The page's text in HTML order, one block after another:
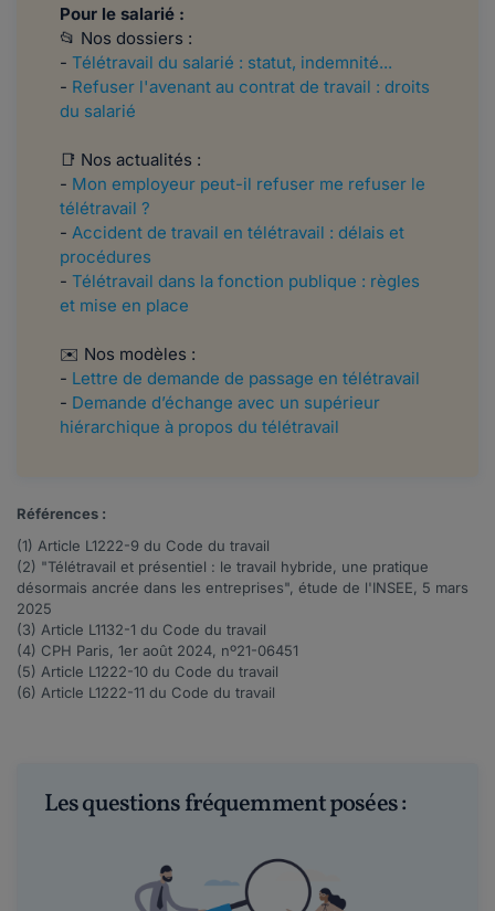
Pour le salarié :
📂 Nos dossiers :
- Télétravail du salarié : statut, indemnité...
- Refuser l'avenant au contrat de travail : droits
du salarié
📑 Nos actualités :
- Mon employeur peut-il refuser me refuser le
télétravail ?
- Accident de travail en télétravail : délais et
procédures
- Télétravail dans la fonction publique : règles
et mise en place
✉️ Nos modèles :
- Lettre de demande de passage en télétravail
- Demande d’échange avec un supérieur
hiérarchique à propos du télétravail
Références :
(1) Article L1222-9 du Code du travail
(2) "Télétravail et présentiel : le travail hybride, une pratique
désormais ancrée dans les entreprises", étude de l'INSEE, 5 mars
2025
(3) Article L1132-1 du Code du travail
(4) CPH Paris, 1er août 2024, nº21-06451
(5) Article L1222-10 du Code du travail
(6) Article L1222-11 du Code du travail
Les questions fréquemment posées :